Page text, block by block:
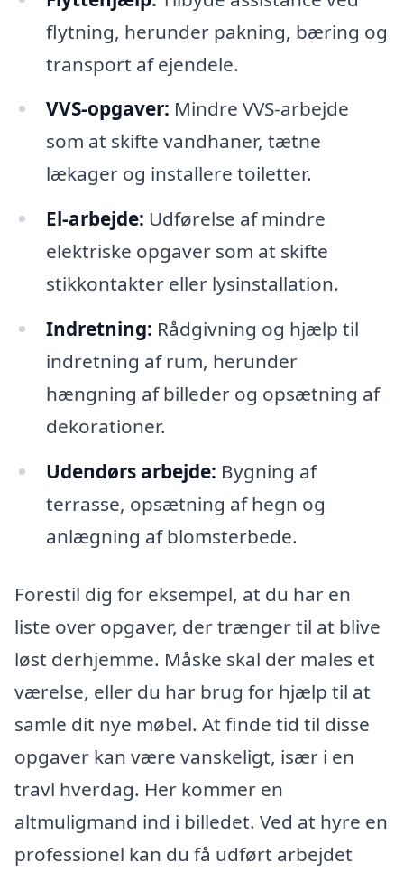
flytning, herunder pakning, bæring og
transport af ejendele.
VVS-opgaver: Mindre VVS-arbejde
som at skifte vandhaner, tætne
lækager og installere toiletter.
El-arbejde: Udførelse af mindre
elektriske opgaver som at skifte
stikkontakter eller lysinstallation.
Indretning: Rådgivning og hjælp til
indretning af rum, herunder
hængning af billeder og opsætning af
dekorationer.
Udendørs arbejde: Bygning af
terrasse, opsætning af hegn og
anlægning af blomsterbede.
Forestil dig for eksempel, at du har en
liste over opgaver, der trænger til at blive
løst derhjemme. Måske skal der males et
værelse, eller du har brug for hjælp til at
samle dit nye møbel. At finde tid til disse
opgaver kan være vanskeligt, især i en
travl hverdag. Her kommer en
altmuligmand ind i billedet. Ved at hyre en
professionel kan du få udført arbejdet